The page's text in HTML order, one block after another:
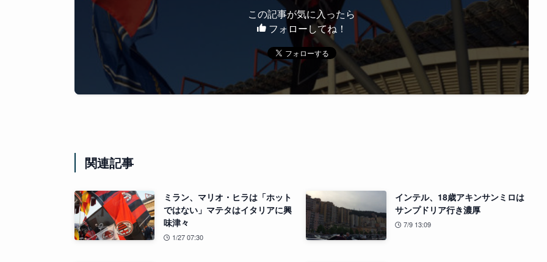
この記事が気に入ったら
フォローしてね！
関連記事
ミラン、マリオ・ヒラは「ホット
ではない」マテタはイタリアに興
味津々
1/27 07:30
インテル、18歳アキンサンミロは
サンプドリア行き濃厚
7/9 13:09